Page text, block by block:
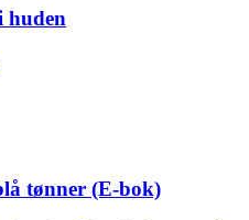
huden
tønner (E-bok)